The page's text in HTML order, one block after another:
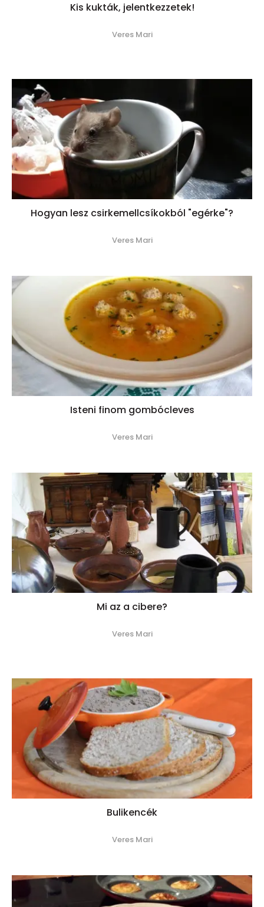
Kis kukták, jelentkezzetek!
Veres Mari
Hogyan lesz csirkemellcsíkokból "egérke"?
Veres Mari
Isteni finom gombócleves
Veres Mari
Mi az a cibere?
Veres Mari
Bulikencék
Veres Mari